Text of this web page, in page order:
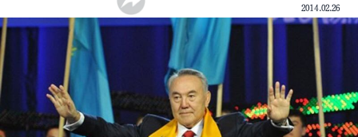
2014.02.26